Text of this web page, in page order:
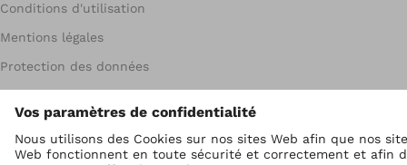
Conditions d'utilisation
Mentions légales
Protection des données
Unité de dénonciation